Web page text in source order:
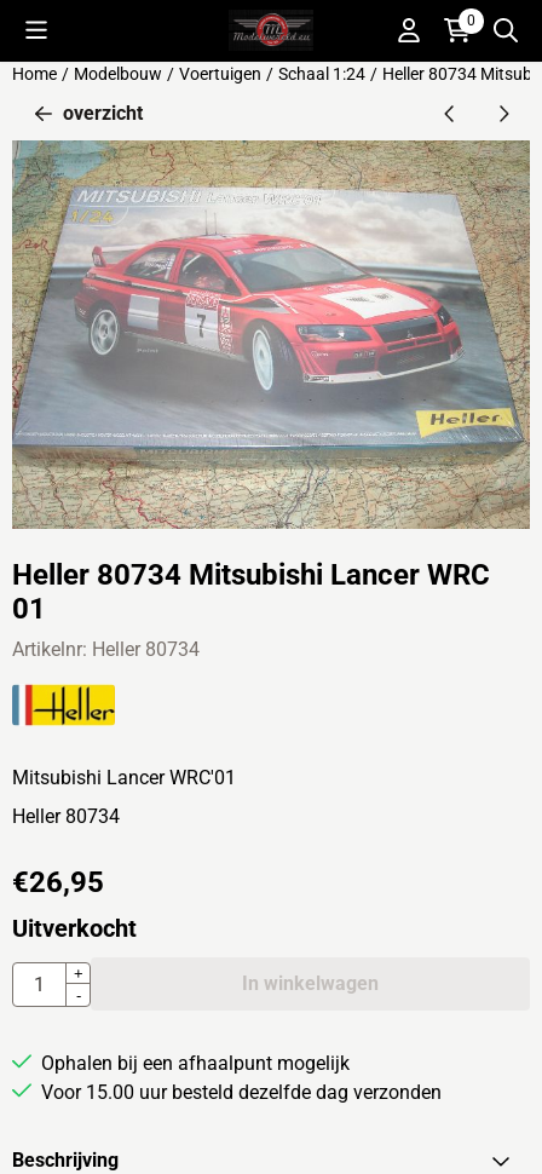
Cookievoorkeuren zijn beschikbaar. Kies instellingen of sta alle
0
Home / Modelbouw / Voertuigen / Schaal 1:24 / Heller 80734
overzicht
Heller 80734 Mitsubishi Lancer WRC
01
Artikelnr: Heller 80734
Mitsubishi Lancer WRC'01
Heller 80734
€26,95
Uitverkocht
Aantal
+
-
In winkelwagen
Ophalen bij een afhaalpunt mogelijk
Voor 15.00 uur besteld dezelfde dag verzonden
Beschrijving